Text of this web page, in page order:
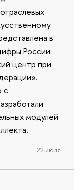
в
России
центр при
с
модулей
22 июля